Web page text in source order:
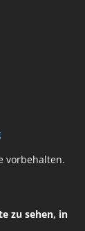
vorbehalten.
zu sehen, in